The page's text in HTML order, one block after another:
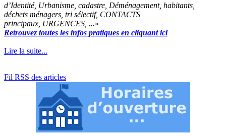
d’Identité, Urbanisme, cadastre, Déménagement, habitants,
déchets ménagers, tri sélectif, CONTACTS
principaux, URGENCES, ...
Retrouvez toutes les infos pratiques en cliquant ici
Lire la suite...
Fil RSS des articles